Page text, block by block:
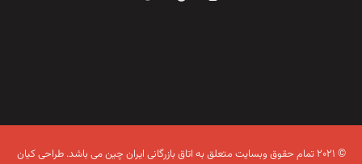
© ۲۰۲۱ تمام حقوق وبسایت متعلق به اتاق بازرگانی ایران چین می باشد. طراحی کیان